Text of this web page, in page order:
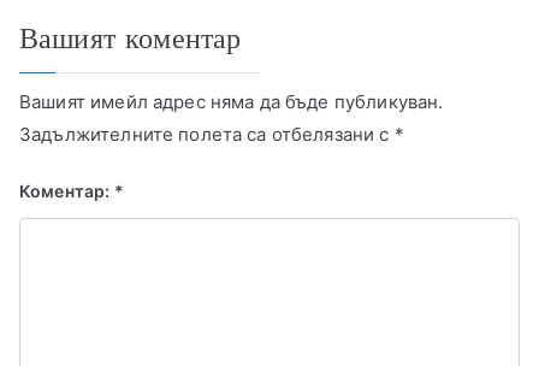
Вашият коментар
Вашият имейл адрес няма да бъде публикуван.
Задължителните полета са отбелязани с *
Коментар: *